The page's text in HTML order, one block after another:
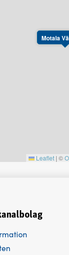
Motala
Leaflet | ©